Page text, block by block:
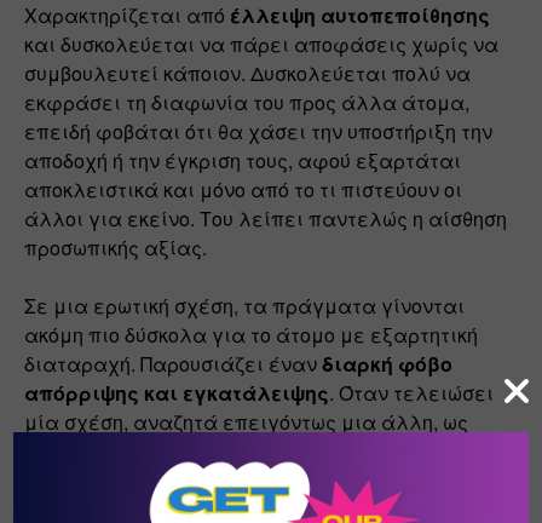
Χαρακτηρίζεται από έλλειψη αυτοπεποίθησης
και δυσκολεύεται να πάρει αποφάσεις χωρίς να
συμβουλευτεί κάποιον. Δυσκολεύεται πολύ να
εκφράσει τη διαφωνία του προς άλλα άτομα,
επειδή φοβάται ότι θα χάσει την υποστήριξη την
αποδοχή ή την έγκριση τους, αφού εξαρτάται
αποκλειστικά και μόνο από το τι πιστεύουν οι
άλλοι για εκείνο. Του λείπει παντελώς η αίσθηση
προσωπικής αξίας.
Σε μια ερωτική σχέση, τα πράγματα γίνονται
ακόμη πιο δύσκολα για το άτομο με εξαρτητική
διαταραχή. Παρουσιάζει έναν διαρκή φόβο
απόρριψης και εγκατάλειψης. Όταν τελειώσει
μία σχέση, αναζητά επειγόντως μια άλλη, ως